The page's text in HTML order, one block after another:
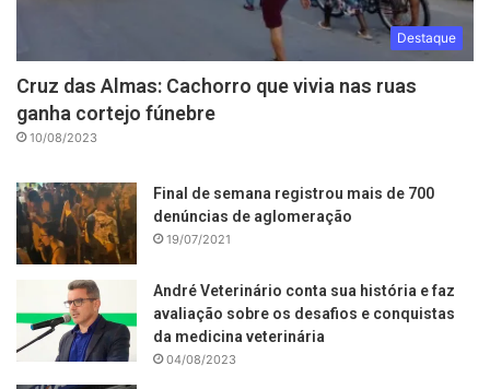
Destaque
Cruz das Almas: Cachorro que vivia nas ruas
ganha cortejo fúnebre
10/08/2023
Final de semana registrou mais de 700
denúncias de aglomeração
19/07/2021
André Veterinário conta sua história e faz
avaliação sobre os desafios e conquistas
da medicina veterinária
04/08/2023